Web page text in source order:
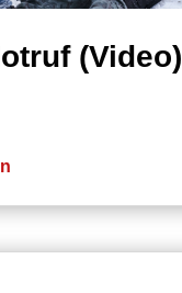
(Video)